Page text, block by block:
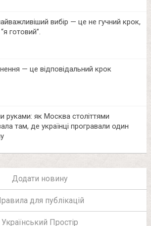
вибір — це не гучний крок,
готовий”.
— це відповідальний крок
руками: як Москва століттями
там, де українці програвали один
Додати новину
для публікацій
Український Простір